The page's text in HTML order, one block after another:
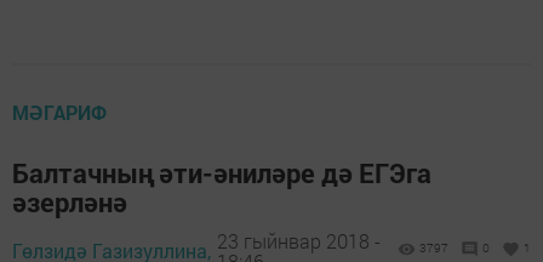
МӘГАРИФ
Балтачның әти-әниләре дә ЕГЭга
әзерләнә
Гөлзидә Газизуллина, 23 гыйнвар 2018 -
3797 0 1